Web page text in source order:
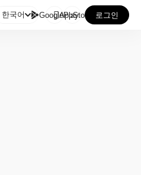
한국어 GooglePlay
AppStore 로그인